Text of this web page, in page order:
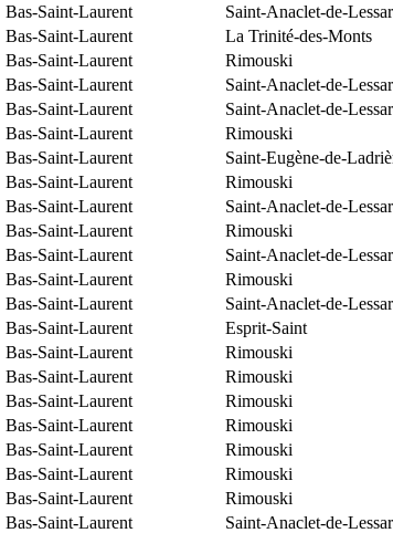
Bas-Saint-Laurent
Saint-Anaclet-de-
Bas-Saint-Laurent
La Trinité-des-Monts
Bas-Saint-Laurent
Rimouski
Bas-Saint-Laurent
Saint-Anaclet-de-
Bas-Saint-Laurent
Saint-Anaclet-de-
Bas-Saint-Laurent
Rimouski
Bas-Saint-Laurent
Saint-Eugène-de-
Bas-Saint-Laurent
Rimouski
Bas-Saint-Laurent
Saint-Anaclet-de-
Bas-Saint-Laurent
Rimouski
Bas-Saint-Laurent
Saint-Anaclet-de-
Bas-Saint-Laurent
Rimouski
Bas-Saint-Laurent
Saint-Anaclet-de-
Bas-Saint-Laurent
Esprit-Saint
Bas-Saint-Laurent
Rimouski
Bas-Saint-Laurent
Rimouski
Bas-Saint-Laurent
Rimouski
Bas-Saint-Laurent
Rimouski
Bas-Saint-Laurent
Rimouski
Bas-Saint-Laurent
Rimouski
Bas-Saint-Laurent
Rimouski
Bas-Saint-Laurent
Saint-Anaclet-de-